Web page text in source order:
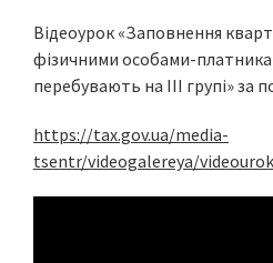
Відеоурок «Заповнення
фізичними особами-
перебувають на ІІІ групі» за
https://tax.gov.ua/media-
tsentr/videogalereya/